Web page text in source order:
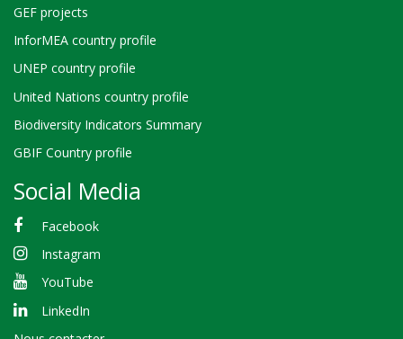
GEF projects
InforMEA country profile
UNEP country profile
United Nations country profile
Biodiversity Indicators Summary
GBIF Country profile
Social Media
Facebook
Instagram
YouTube
LinkedIn